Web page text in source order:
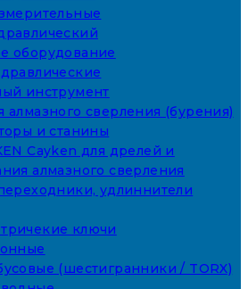
оборудование
инструмент
алмазного сверления (бурения)
и станины
Cayken для дрелей и
алмазного сверления
удлиннители
ключи
(шестигранники / TORX)